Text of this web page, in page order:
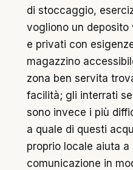
di stoccaggio,
vogliono un
e privati con
magazzino
zona ben servita
facilità; gli interrati
sono invece i più
a quale di questi
proprio locale aiuta
comunicazione in